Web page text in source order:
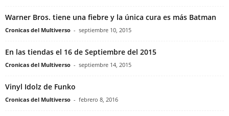
Warner Bros. tiene una fiebre y la única cura es más Batman
Cronicas del Multiverso - septiembre 10, 2015
En las tiendas el 16 de Septiembre del 2015
Cronicas del Multiverso - septiembre 14, 2015
Vinyl Idolz de Funko
Cronicas del Multiverso - febrero 8, 2016